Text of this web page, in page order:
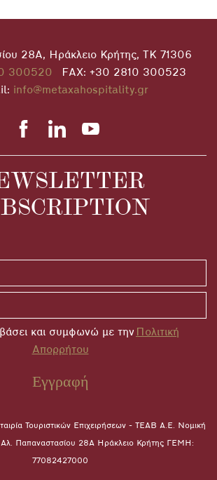
28Α, Ηράκλειο Κρήτης, ΤΚ 71306
300520
FAX: +30 2810 300523
info@metaxahospitality.gr
και συμφωνώ με την
Πολιτική
Απορρήτου
Εγγραφή
Τουριστικών Επιχειρήσεων - ΤΕΑΒ Α.Ε. Νομική
Παπαναστασίου 28A Ηράκλειο Κρήτης ΓΕΜΗ:
77082427000